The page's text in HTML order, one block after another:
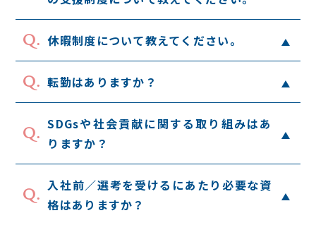
Q. 休暇制度について教えてください。
Q. 転勤はありますか？
Q. SDGsや社会貢献に関する取り組みはあ
りますか？
Q. 入社前／選考を受けるにあたり必要な資
格はありますか？